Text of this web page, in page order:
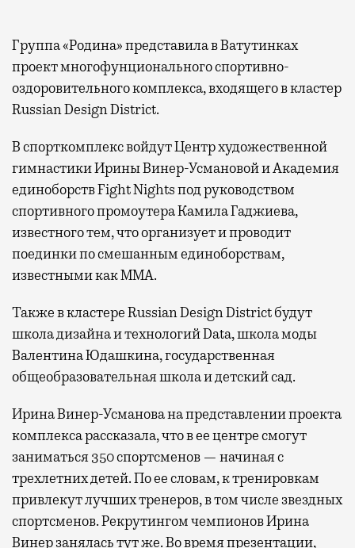
Группа «Родина» представила в Ватутинках
проект многофунционального спортивно-
оздоровительного комплекса, входящего в кластер
Russian Design District.
В спорткомплекс войдут Центр художественной
гимнастики Ирины Винер-Усмановой и Академия
единоборств Fight Nights под руководством
спортивного промоутера Камила Гаджиева,
известного тем, что организует и проводит
поединки по смешанным единоборствам,
известными как MMA.
Также в кластере Russian Design District будут
школа дизайна и технологий Data, школа моды
Валентина Юдашкина, государственная
общеобразовательная школа и детский сад.
Ирина Винер-Усманова на представлении проекта
комплекса рассказала, что в ее центре смогут
заниматься 350 спортсменов — начиная с
трехлетних детей. По ее словам, к тренировкам
привлекут лучших тренеров, в том числе звездных
спортсменов. Рекрутингом чемпионов Ирина
Винер занялась тут же. Во время презентации,